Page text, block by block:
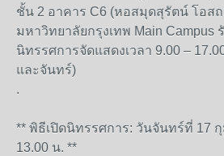
ชั้น 2 อาคาร C6 (หอสมุดสุรัตน์ โอส
มหาวิทยาลัยกรุงเทพ Main Campus
นิทรรศการจัดแสดงเวลา 9.00 –
และจันทร์)
.
** พิธีเปิดนิทรรศการ: วันจันทร์ที่ 17
13.00 น. **